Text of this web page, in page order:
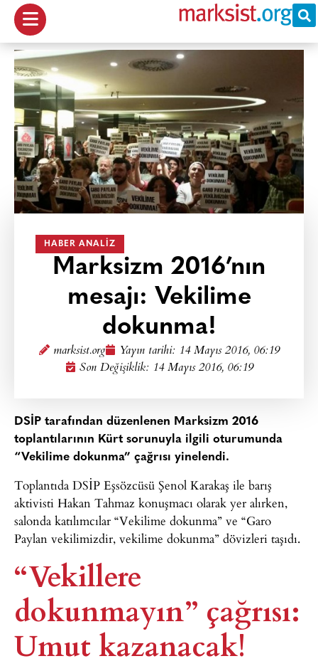
HABER ANALIZ
Marksizm 2016’nın
mesajı: Vekilime
dokunma!
marksist.org Yayın tarihi: 14 Mayıs 2016, 06:19
Son Değişiklik: 14 Mayıs 2016, 06:19
DSİP tarafından düzenlenen Marksizm 2016
toplantılarının Kürt sorunuyla ilgili oturumunda
“Vekilime dokunma” çağrısı yinelendi.
Toplantıda DSİP Eşsözcüsü Şenol Karakaş ile barış
aktivisti Hakan Tahmaz konuşmacı olarak yer alırken,
salonda katılımcılar “Vekilime dokunma” ve “Garo
Paylan vekilimizdir, vekilime dokunma” dövizleri taşıdı.
“Vekillere
dokunmayın” çağrısı:
Umut kazanacak!